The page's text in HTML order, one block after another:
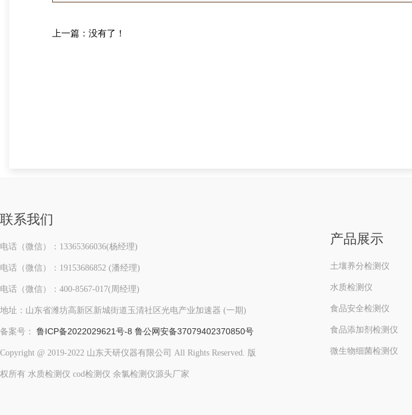
上一篇：没有了！
联系我们
电话（微信）：13365366036(杨经理)
电话（微信）：19153686852 (潘经理)
电话（微信）：400-8567-017(周经理)
地址：山东省潍坊高新区新城街道玉清社区光电产业加速器 (一期)
备案号： 鲁ICP备2022029621号-8 鲁公网安备37079402370850号
Copyright @ 2019-2022 山东天研仪器有限公司 All Rights Reserved. 版
权所有 水质检测仪 cod检测仪 余氯检测仪源头厂家
产品展示
土壤养分检测仪
水质检测仪
食品安全检测仪
食品添加剂检测仪
微生物细菌检测仪